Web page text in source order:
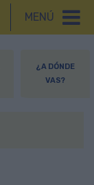
MENÚ
¿A DÓNDE
VAS?